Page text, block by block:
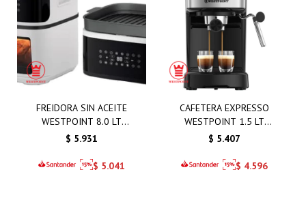
FREIDORA SIN ACEITE
WESTPOINT 8.0 LT
1650W CON GRILL
$ 5.931
$ 5.041
CAFETERA EXPRESSO
WESTPOINT 1.5 LT
1100W
$ 5.407
$ 4.596